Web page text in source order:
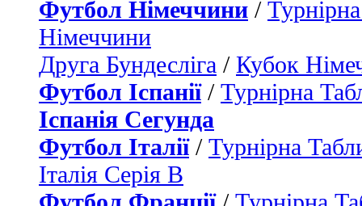
Футбол Німеччини /
Німеччини
Друга Бундесліга / Кубок
Футбол Іспанії/ Турнірна
Іспанія Сегунда
Футбол Італії/ Турнірна
Італія Серія B